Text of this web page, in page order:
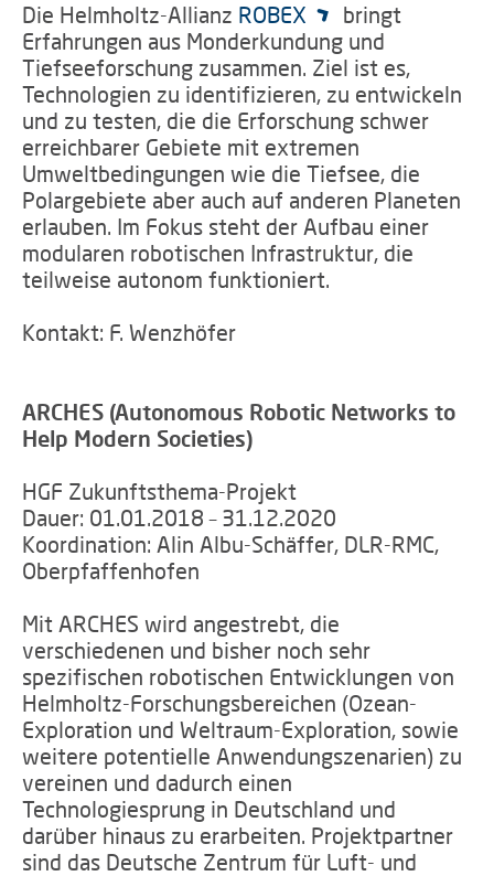
Die Helmholtz-Allianz ROBEX
bringt
Erfahrungen aus Monderkundung und
Tiefseeforschung zusammen. Ziel ist es,
Technologien zu identifizieren, zu entwickeln
und zu testen, die die Erforschung schwer
erreichbarer Gebiete mit extremen
Umweltbedingungen wie die Tiefsee, die
Polargebiete aber auch auf anderen Planeten
erlauben. Im Fokus steht der Aufbau einer
modularen robotischen Infrastruktur, die
teilweise autonom funktioniert.
Kontakt: F. Wenzhöfer
ARCHES (Autonomous Robotic Networks to
Help Modern Societies)
HGF Zukunftsthema-Projekt
Dauer: 01.01.2018 – 31.12.2020
Koordination: Alin Albu-Schäffer, DLR-RMC,
Oberpfaffenhofen
Mit ARCHES wird angestrebt, die
verschiedenen und bisher noch sehr
spezifischen robotischen Entwicklungen von
Helmholtz-Forschungsbereichen (Ozean-
Exploration und Weltraum-Exploration, sowie
weitere potentielle Anwendungszenarien) zu
vereinen und dadurch einen
Technologiesprung in Deutschland und
darüber hinaus zu erarbeiten. Projektpartner
sind das Deutsche Zentrum für Luft- und